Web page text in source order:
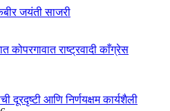
जयंती साजरी
कोपरगावात राष्ट्रवादी काँग्रेस
दूरदृष्टी आणि निर्णयक्षम कार्यशैली